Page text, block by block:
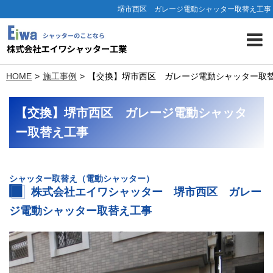
堺市西区 ガレージ電動シャッター取替え工事
HOME 施工事例 【交換】堺市西区 ガレージ電動シャッター取
【交換】堺市西区 ガレージ電動シャッタ
ー取替え工事
シャッター取替え（電動シャッター）
株式会社エイワシャッター 堺市西区 ガレー
ジ電動シャッター取替え工事